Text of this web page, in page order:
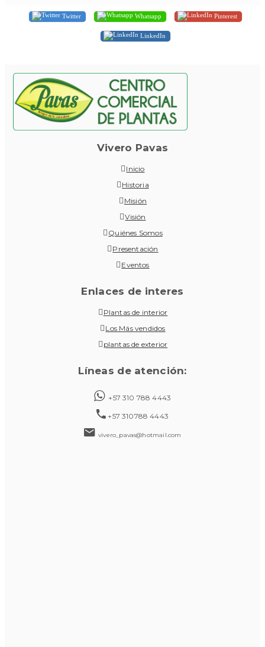
Twitter Whatsapp Pinterest
LinkedIn
Vivero Pavas
Inicio
Historia
Misión
Visión
Quiénes Somos
Presentación
Eventos
Enlaces de interes
Plantas de interior
Los Más vendidos
plantas de exterior
Líneas de atención:
+57 310 788 4443
+57 310788 4443
vivero_pavas@hotmail.com